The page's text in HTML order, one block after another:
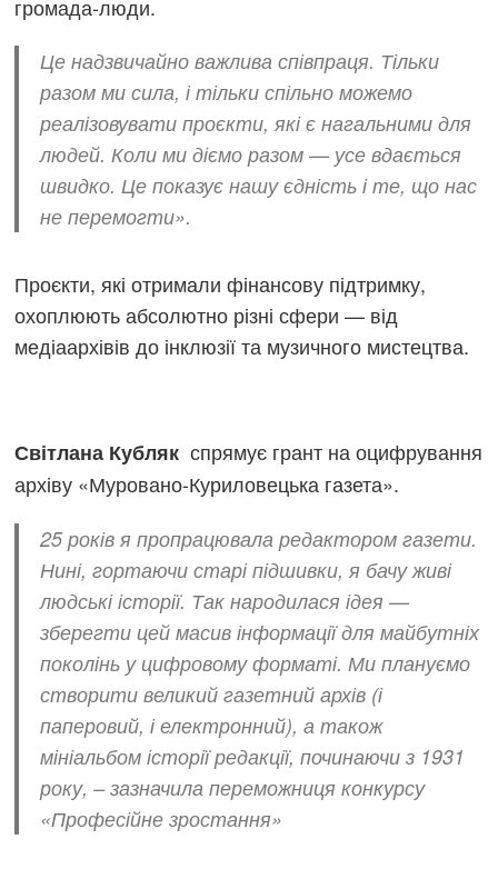
громада-люди.
Це надзвичайно важлива співпраця. Тільки
разом ми сила, і тільки спільно можемо
реалізовувати проєкти, які є нагальними для
людей. Коли ми діємо разом — усе вдається
швидко. Це показує нашу єдність і те, що нас
не перемогти».
Проєкти, які отримали фінансову підтримку,
охоплюють абсолютно різні сфери — від
медіаархівів до інклюзії та музичного мистецтва.
Світлана Кубляк спрямує грант на оцифрування
архіву «Муровано-Куриловецька газета».
25 років я пропрацювала редактором газети.
Нині, гортаючи старі підшивки, я бачу живі
людські історії. Так народилася ідея —
зберегти цей масив інформації для майбутніх
поколінь у цифровому форматі. Ми плануємо
створити великий газетний архів (і
паперовий, і електронний), а також
мініальбом історії редакції, починаючи з 1931
року, – зазначила переможниця конкурсу
«Професійне зростання»